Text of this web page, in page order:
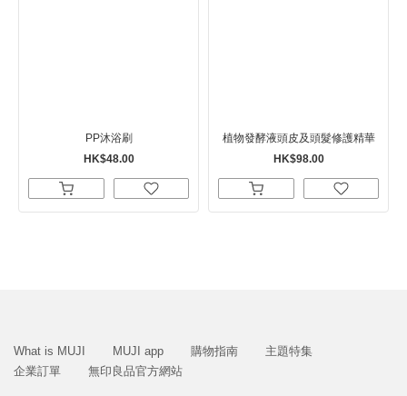
PP沐浴刷
HK$48.00
植物發酵液頭皮及頭髮修護精華
HK$98.00
What is MUJI MUJI app 購物指南
主題特集
企業訂單
無印良品官方網站